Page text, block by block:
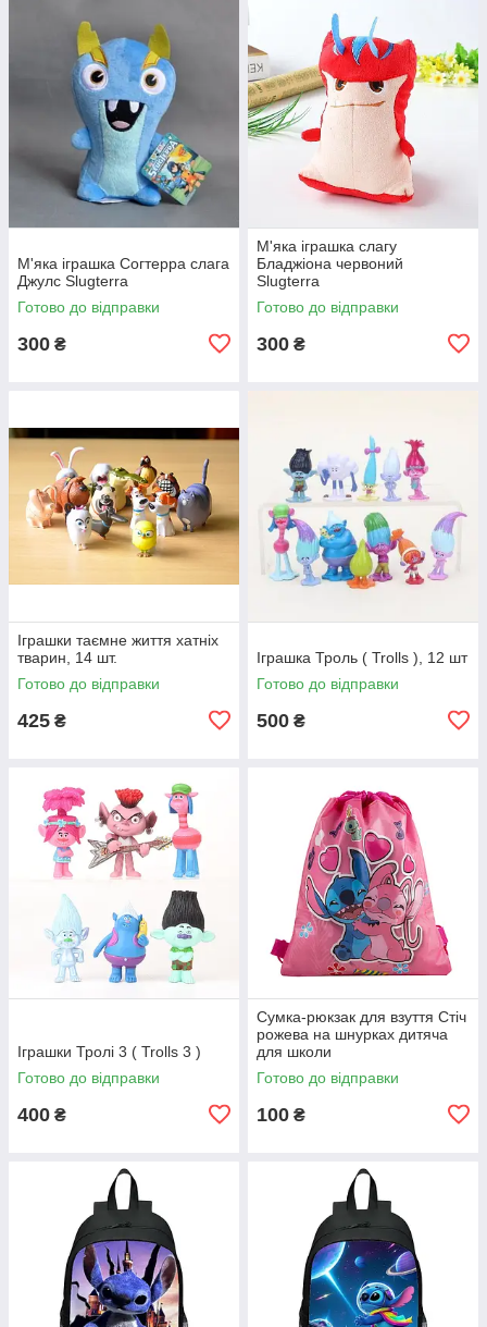
М'яка іграшка Согтерра слага
Джулс Slugterra
Готово до відправки
300 ₴
М'яка іграшка слагу
Бладжіона червоний
Slugterra
Готово до відправки
300 ₴
Іграшки таємне життя хатніх
тварин, 14 шт.
Готово до відправки
425 ₴
Іграшка Троль ( Trolls ), 12 шт
Готово до відправки
500 ₴
Іграшки Тролі 3 ( Trolls 3 )
Готово до відправки
400 ₴
Сумка-рюкзак для взуття Стіч
рожева на шнурках дитяча
для школи
Готово до відправки
100 ₴